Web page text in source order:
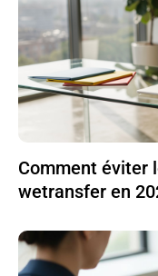
Comment éviter
wetransfer en